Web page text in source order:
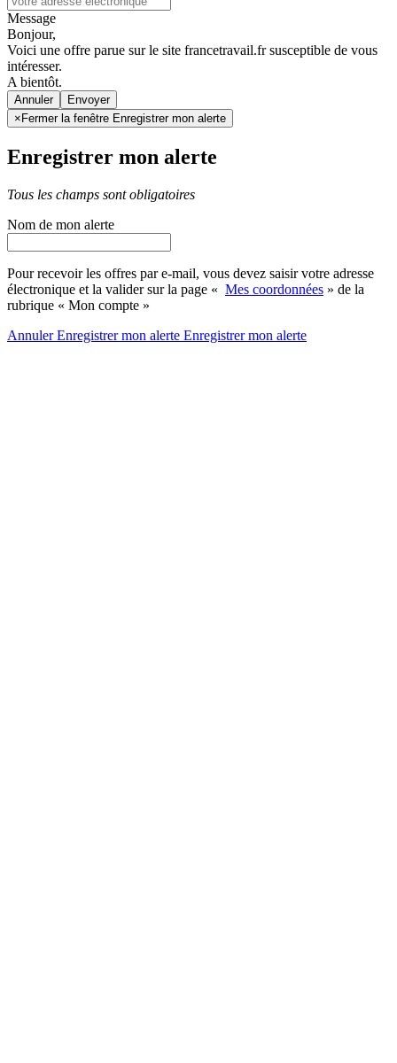
Message
Bonjour,
Voici une offre parue sur le site francetravail.fr susceptible de vous
intéresser.
A bientôt.
Annuler
× Fermer la fenêtre Enregistrer mon alerte
Enregistrer mon alerte
Tous les champs sont obligatoires
Nom de mon alerte
Pour recevoir les offres par e-mail, vous devez saisir votre adresse
électronique et la valider sur la page « Mes coordonnées » de la
rubrique « Mon compte »
AnnulerEnregistrer mon alerte Enregistrermon alerte